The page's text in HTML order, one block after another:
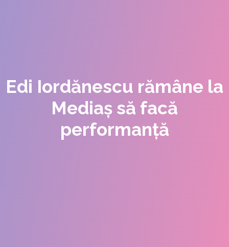
Edi Iordănescu rămâne la
Mediaș să facă
performanță